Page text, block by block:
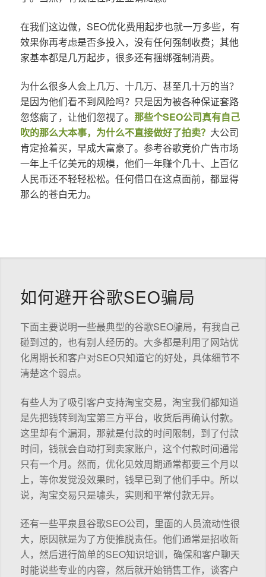
在我们这边做，SEO优化费用起步也就一万多些，有
效果你再考虑是否多投入，没有任何强制收费；其他
家基本都是几万起步，很多还有捆绑强制消费。
为什么很多人会上几万、十几万、甚至几十万的当？
是因为他们看不到风险吗？只是因为被各种保证套路
忽悠瘸了，让他们忽视了。 那些个SEO公司真有自己
吹的那么大本事，为什么不直接做好了拍卖？ 大公司
肯定抢着买，早成大富豪了。参考谷歌竞价广告市场
一年上千亿美元的规模，他们一年赚个几十、上百亿
人民币还不轻轻松松。任何借口在这点面前，都显得
那么的苍白无力。
如何避开谷歌SEO骗局
下面主要说明一些最典型的谷歌SEO骗局，有我自己
碰到过的，也有别人经历的。大多都是利用了网站优
化周期长和客户对SEO只知道它的好处，具体细节不
清楚这个弱点。
有些人为了吸引客户支持淘宝交易，淘宝我们都知道
是先把钱转到淘宝第三方平台，收货后再确认付款。
这里却有个漏洞，那就是付款的时间限制，到了付款
时间，钱就会自动打到卖家账户，这个付款时间通常
只有一个月。然而，优化见效周期通常都要三个月以
上，等你发觉没效果时，钱早已到了他们手中。所以
说，淘宝交易只是噱头，实则和平常付款无异。
还有一些平泉县谷歌SEO公司，里面的人员流动性很
大，原因就是为了方便推脱责任。他们通常是招收新
人，然后进行简单的SEO知识培训，确保和客户聊天
时能说些专业的内容，然后就开始销售工作，谈客户